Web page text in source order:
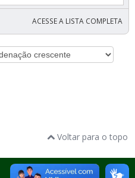
ACESSE A LISTA COMPLETA
Voltar para o topo